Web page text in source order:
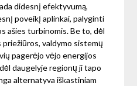
didesnį efektyvumą,
poveikį aplinkai, palyginti
ašies turbinomis. Be to, dėl
valdymo sistemų
pagerėjo vėjo energijos
daugelyje regionų ji tapo
alternatyva iškastiniam